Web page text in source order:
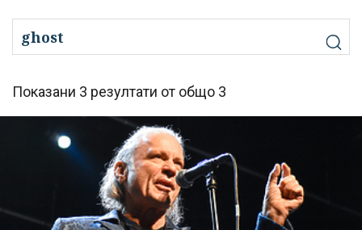
Успешно
излязохте от
профила си!
Показани 3 резултати от общо 3